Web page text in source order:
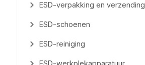
ESD-verpakking en verzending
ESD-schoenen
ESD-reiniging